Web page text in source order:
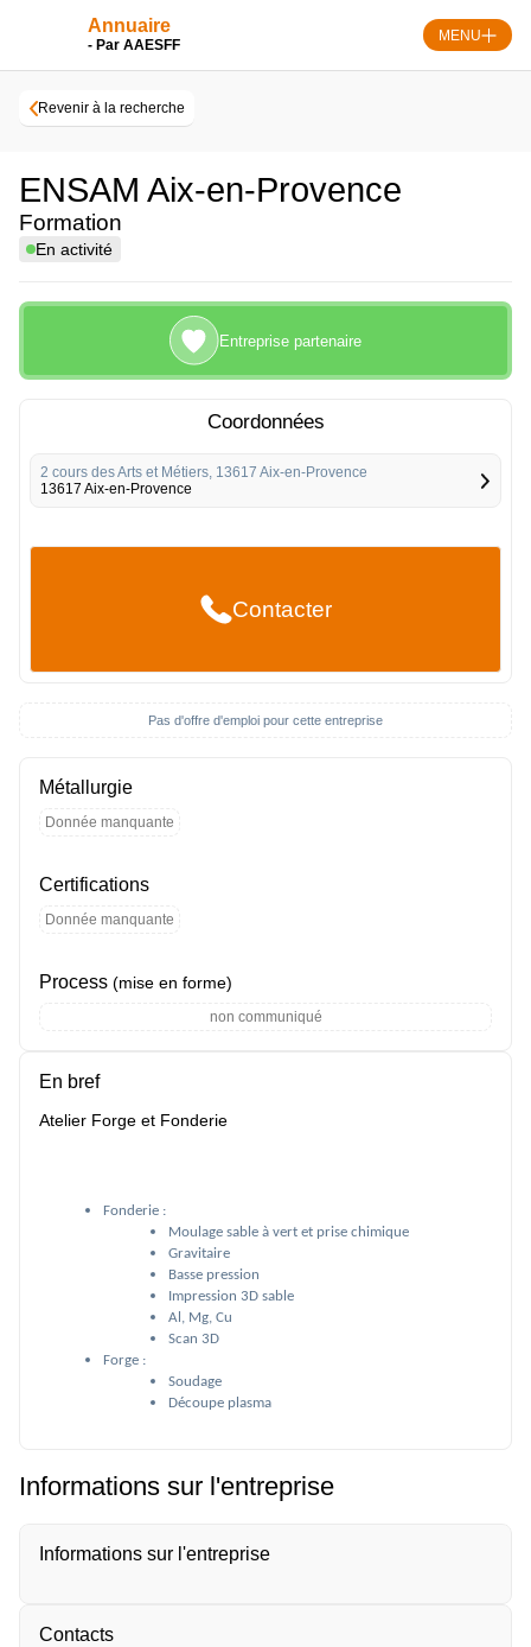
Annuaire
- Par AAESFF
MENU
Revenir à la recherche
ENSAM Aix-en-Provence
Formation
En activité
Entreprise partenaire
Pas d'offre d'emploi pour cette entreprise
Coordonnées
2 cours des Arts et Métiers, 13617 Aix-en-Provence
13617 Aix-en-Provence
Contacter
Métallurgie
Donnée manquante
Certifications
Donnée manquante
Process (mise en forme)
non communiqué
En bref
Atelier Forge et Fonderie
Fonderie :
Moulage sable à vert et prise chimique
Gravitaire
Basse pression
Impression 3D sable
Al, Mg, Cu
Scan 3D
Forge :
Soudage
Découpe plasma
Informations sur l'entreprise
Informations sur l'entreprise
Contacts